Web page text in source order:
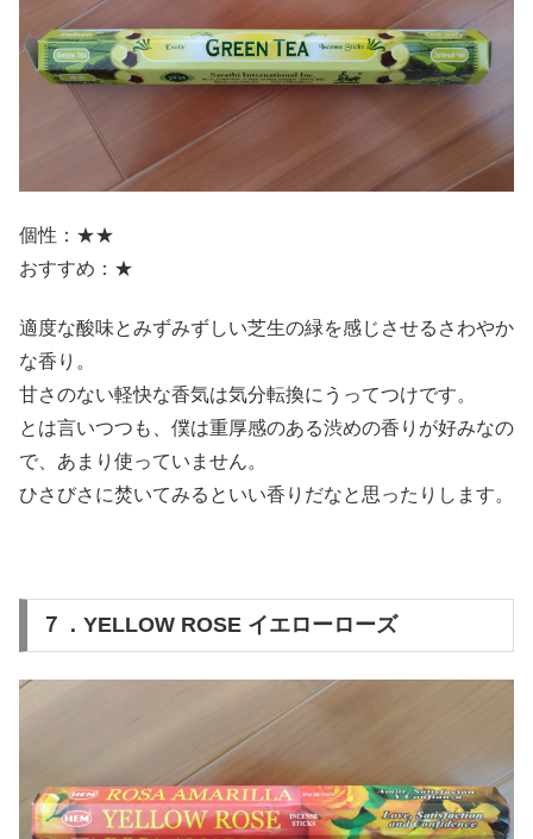
個性：★★
おすすめ：★
適度な酸味とみずみずしい芝生の緑を感じさせるさわやか
な香り。
甘さのない軽快な香気は気分転換にうってつけです。
とは言いつつも、僕は重厚感のある渋めの香りが好みなの
で、あまり使っていません。
ひさびさに焚いてみるといい香りだなと思ったりします。
７．YELLOW ROSE イエローローズ